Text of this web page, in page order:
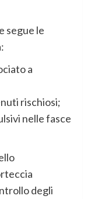
segue le
a
rischiosi;
nelle fasce
degli